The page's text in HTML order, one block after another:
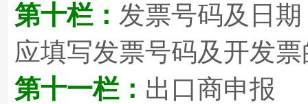
第十栏： 发票号码及日期
应填写发票号码及开发
第十一栏： 出口商申报